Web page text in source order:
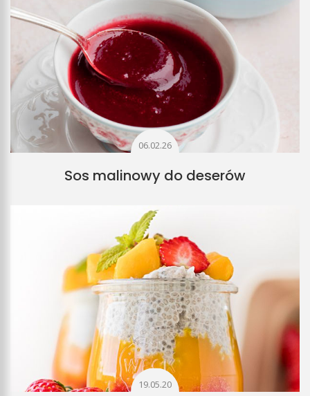
06.02.26
Sos malinowy do deserów
19.05.20